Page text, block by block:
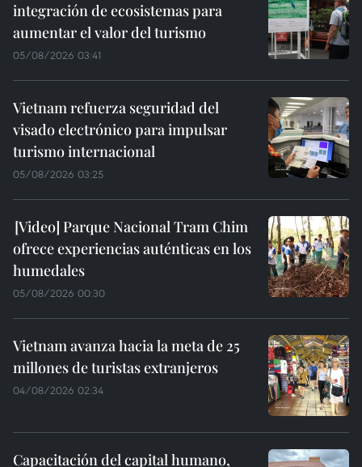
integración de ecosistemas para
aumentar el valor del turismo
05/08/2026 03:41
Vietnam refuerza seguridad del
visado electrónico para impulsar
turismo internacional
05/08/2026 03:25
Parque Nacional Tram Chim
ofrece experiencias auténticas en los
humedales
05/08/2026 00:30
Vietnam avanza hacia la meta de 25
millones de turistas extranjeros
04/08/2026 02:34
Capacitación del capital humano,